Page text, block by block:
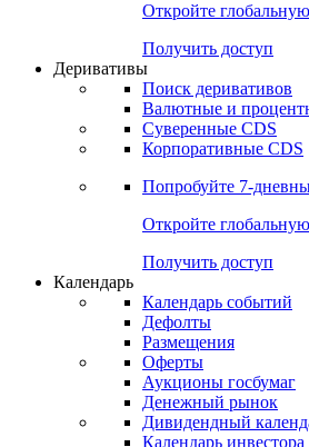
Откройте
Получить доступ
Деривативы
Поиск деривативов
Валютные и
Суверенные CDS
Корпоративные CDS
Попробуйте 7-
Откройте
Получить доступ
Календарь
Календарь событий
Дефолты
Размещения
Оферты
Аукционы госбумаг
Денежный рынок
Дивидендный
Календарь инвестора